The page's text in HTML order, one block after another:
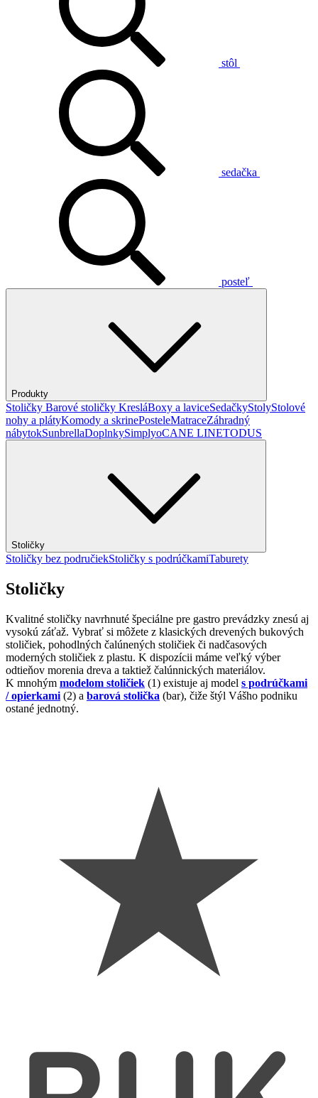
stôl
sedačka
posteľ
Produkty
Stoličky Barové stoličky KresláBoxy a laviceSedačkyStolyStolové
nohy a plátyKomody a skrinePosteleMatraceZáhradný
nábytokSunbrellaDoplnkySimplyoCANE LINETODUS
Stoličky
Stoličky bez područiekStoličky s podrúčkamiTaburety
Stoličky
Kvalitné stoličky navrhnuté špeciálne pre gastro prevádzky znesú aj
vysokú záťaž. Vybrať si môžete z klasických drevených bukových
stoličiek, pohodlných čalúnených stoličiek či nadčasových
moderných stoličiek z plastu. K dispozícii máme veľký výber
odtieňov morenia dreva a taktiež čalúnnických materiálov.
K mnohým modelom stoličiek (1) existuje aj model s podrúčkami
/ opierkami (2) a barová stolička (bar), čiže štýl Vášho podniku
ostané jednotný.